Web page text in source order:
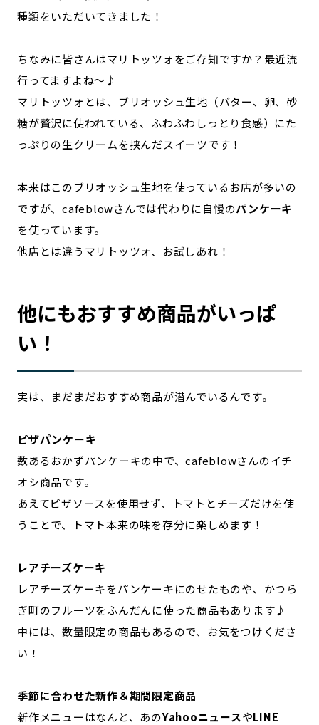
種類をいただいてきました！
ちなみに皆さんはマリトッツォをご存知ですか？最近流
行ってますよね～♪
マリトッツォとは、ブリオッシュ生地（バター、卵、砂
糖が贅沢に使われている、ふわふわしっとり食感）にた
っぷりの生クリームを挟んだスイーツです！
本来はこのブリオッシュ生地を使っているお店が多いの
ですが、cafeblowさんでは代わりに自慢のパンケーキ
を使っています。
他店とは違うマリトッツォ、お試しあれ！
他にもおすすめ商品がいっぱ
い！
実は、まだまだおすすめ商品が潜んでいるんです。
ピザパンケーキ
数あるおかずパンケーキの中で、cafeblowさんのイチ
オシ商品です。
あえてピザソースを使用せず、トマトとチーズだけを使
うことで、トマト本来の味を存分に楽しめます！
レアチーズケーキ
レアチーズケーキをパンケーキにのせたものや、かつら
ぎ町のフルーツをふんだんに使った商品もあります♪
中には、数量限定の商品もあるので、お気をつけくださ
い！
季節に合わせた新作＆期間限定商品
新作メニューはなんと、あのYahooニュースやLINE